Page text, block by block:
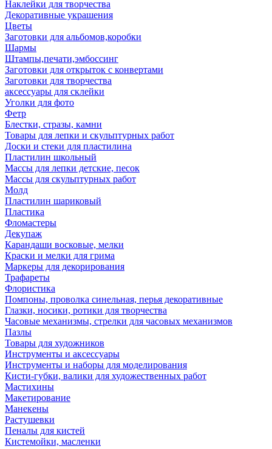
Наклейки для творчества
Декоративные украшения
Цветы
Заготовки для альбомов,коробки
Шармы
Штампы,печати,эмбоссинг
Заготовки для открыток с конвертами
Заготовки для творчества
аксессуары для склейки
Уголки для фото
Фетр
Блестки, стразы, камни
Товары для лепки и скульптурных работ
Доски и стеки для пластилина
Пластилин школьный
Массы для лепки детские, песок
Массы для скульптурных работ
Молд
Пластилин шариковый
Пластика
Фломастеры
Декупаж
Карандаши восковые, мелки
Краски и мелки для грима
Маркеры для декорирования
Трафареты
Флористика
Помпоны, проволка синельная, перья декоративные
Глазки, носики, ротики для творчества
Часовые механизмы, стрелки для часовых механизмов
Пазлы
Товары для художников
Инструменты и аксессуары
Инструменты и наборы для моделирования
Кисти-губки, валики для художественных работ
Мастихины
Макетирование
Манекены
Растушевки
Пеналы для кистей
Кистемойки, масленки